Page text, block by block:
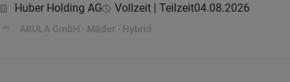
Huber Holding AG Vollzeit | Teilzeit04.08.2026
ARULA GmbH · Mäder · Hybrid